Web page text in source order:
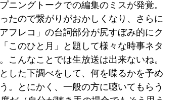
ニングトークでの編集のミスが発覚。
たので繋がりがおかしくなり、さらに
フレコ」の台詞部分が尻すぼみ的にク
このひと月」と題して様々な時事ネタ
こんなことでは生放送は出来ないね。
した下調べをして、何を喋るかを予め
。とにかく、一般の方に聴いてもらう